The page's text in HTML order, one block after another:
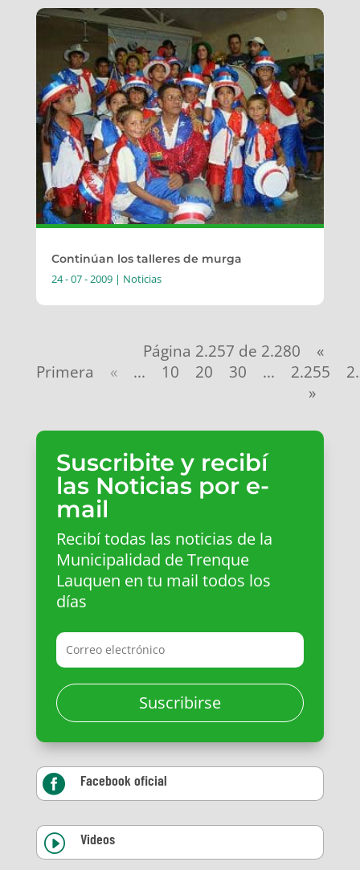
Continúan los talleres de murga
24 - 07 - 2009| Noticias
Página 2.257 de 2.280
«
Primera
« ... 10 20 30 ... 2.255
»
Suscribite y recibí
las Noticias por e-
mail
Recibí todas las noticias de la
Municipalidad de Trenque
Lauquen en tu mail todos los
días
Suscribirse
 Facebook oficial
I Videos